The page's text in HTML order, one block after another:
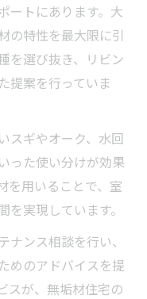
ートにあります。大
の特性を最大限に引
を選び抜き、リビン
提案を行っていま
スギやオーク、水回
った使い分けが効果
を用いることで、室
実現しています。
ンス相談を行い、
めのアドバイスを提
スが、無垢材住宅の